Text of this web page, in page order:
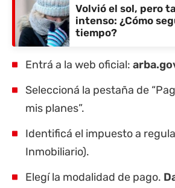
Volvió el sol, pero
intenso: ¿Cómo
tiempo?
Entrá a la web oficial:
Seleccioná la pestaña de
mis planes”.
Identificá el impuesto a
Inmobiliario).
Elegí la modalidad de pago.